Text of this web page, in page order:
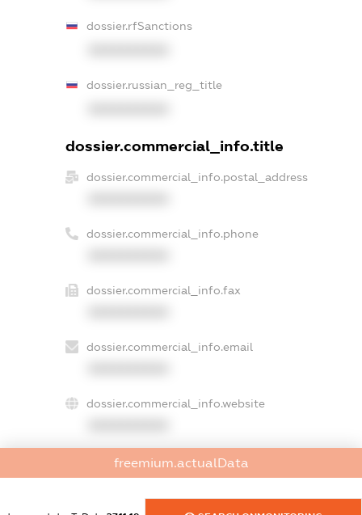
dossier.rfSanctions
dossier.russian_reg_title
dossier.commercial_info.title
dossier.commercial_info.postal_address
dossier.commercial_info.phone
dossier.commercial_info.fax
dossier.commercial_info.email
dossier.commercial_info.website
dossier.commercial_info.activity
XXXXXXXXXX
freemium.actualData